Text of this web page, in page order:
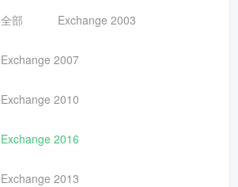
全部 Exchange 2003
Exchange 2007
Exchange 2010
Exchange 2016
Exchange 2013